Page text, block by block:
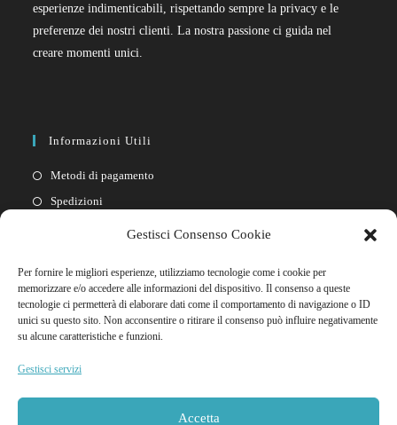
Gestisci Consenso Cookie
Per fornire le migliori esperienze, utilizziamo tecnologie come i cookie per
memorizzare e/o accedere alle informazioni del dispositivo. Il consenso a queste
tecnologie ci permetterà di elaborare dati come il comportamento di navigazione o ID
unici su questo sito. Non acconsentire o ritirare il consenso può influire negativamente
su alcune caratteristiche e funzioni.
Gestisci servizi
Accetta
esperienze indimenticabili, rispettando sempre la privacy e le
preferenze dei nostri clienti. La nostra passione ci guida nel
creare momenti unici.
Informazioni Utili
Metodi di pagamento
Spedizioni
Cookie policy
Link Rapidi